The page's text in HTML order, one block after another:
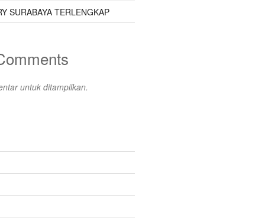
SURABAYA TERLENGKAP
untuk ditampilkan.